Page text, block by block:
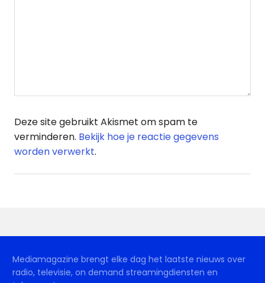
Deze site gebruikt Akismet om spam te
verminderen. Bekijk hoe je reactie gegevens
worden verwerkt.
Mediamagazine brengt elke dag het laatste nieuws over
radio, televisie, on demand streamingdiensten en